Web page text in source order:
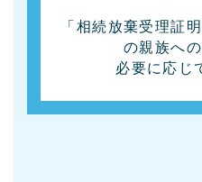
「相続放棄受理証
の親族へ
必要に応じ